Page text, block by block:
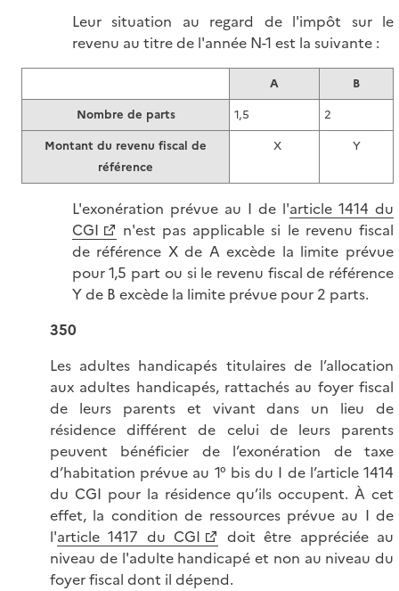
Leur situation au regard de l'impôt sur le
revenu au titre de l'année N-1 est la suivante :
A
B
Nombre de parts
1,5
2
Montant du revenu fiscal de
référence
X Y
L'exonération prévue au I de l'article 1414 du
CGI
n'est pas applicable si le revenu fiscal
de référence X de A excède la limite prévue
pour 1,5 part ou si le revenu fiscal de référence
Y de B excède la limite prévue pour 2 parts.
350
Les adultes handicapés titulaires de l’allocation
aux adultes handicapés, rattachés au foyer fiscal
de leurs parents et vivant dans un lieu de
résidence différent de celui de leurs parents
peuvent bénéficier de l’exonération de taxe
d’habitation prévue au 1° bis du I de l’article 1414
du CGI pour la résidence qu’ils occupent. À cet
effet, la condition de ressources prévue au I de
l'article 1417 du CGI
doit être appréciée au
niveau de l'adulte handicapé et non au niveau du
foyer fiscal dont il dépend.